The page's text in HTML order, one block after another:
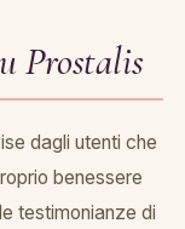
Prostalis
dagli utenti che
benessere
testimonianze di